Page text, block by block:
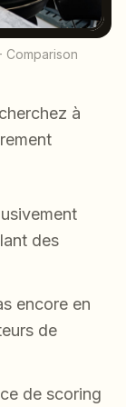
Comparison
à
des
encore en
de
de scoring